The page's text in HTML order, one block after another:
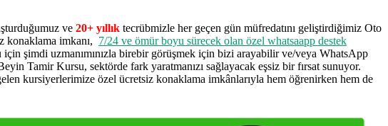
ve 20+ yıllık tecrübmizle her geçen gün müfredatını geliştirdiğimiz Oto
konaklama imkanı, 7/24 ve ömür boyu sürecek olan özel whatsaapp destek
şimdi uzmanımınızla birebir görüşmek için bizi arayabilir ve/veya WhatsApp
Tamir Kursu, sektörde fark yaratmanızı sağlayacak eşsiz bir fırsat sunuyor.
kursiyerlerimize özel ücretsiz konaklama imkânlarıyla hem öğrenirken hem de